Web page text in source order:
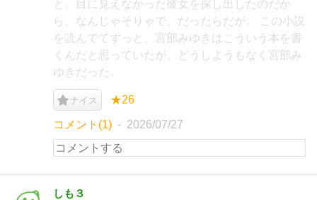
と。目に見えなかった彼女を探し出したのだか
ら、なんじゃそりゃで、だったらだが。 この小説
を読んでてずっと、宮部みゆきはこういう本を書
くんだと思っていたが、どうしようもなく宮部み
ゆきだった。
ナイス ★26
コメント(1) 2026/07/27
しも３